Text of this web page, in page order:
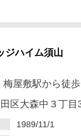
ジハイム須山
梅屋敷駅から徒
区大森中３丁目
1989/11/1